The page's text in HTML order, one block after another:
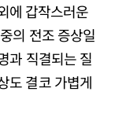
에 갑작스러운
의 전조 증상일
과 직결되는 질
도 결코 가볍게